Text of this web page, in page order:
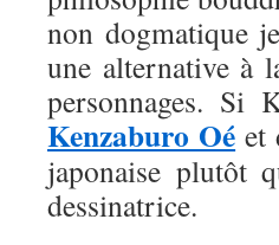
non dogmatique
une alternative à
personnages. Si
Kenzaburo Oé et
japonaise plutôt
dessinatrice.